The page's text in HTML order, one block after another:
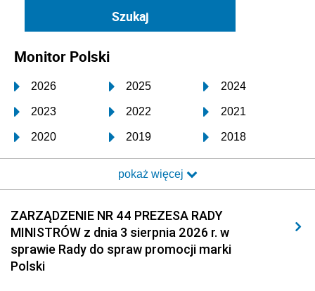
Monitor Polski
2026 2025 2024
2023 2022 2021
2020 2019 2018
2017 2016 2015
2014 2013 2012
2011 2010 2009
2008 2007 2006
2005
pokaż więcej
ZARZĄDZENIE NR 44 PREZESA RADY
MINISTRÓW z dnia 3 sierpnia 2026 r. w
sprawie Rady do spraw promocji marki
Polski